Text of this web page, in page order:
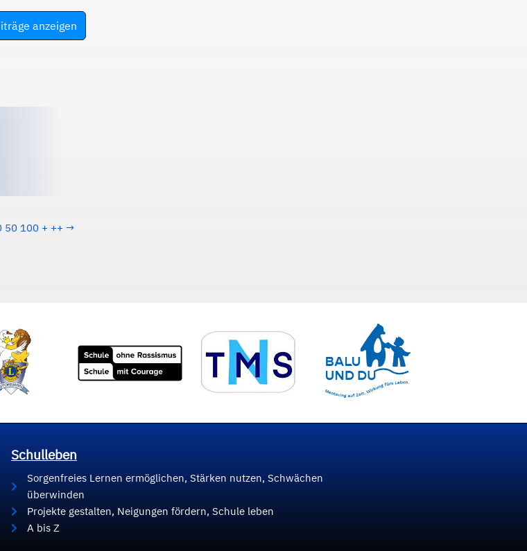
anzeigen
50 100 + ++ →
Schulleben
Sorgenfreies Lernen ermöglichen, Stärken nutzen, Schwächen
überwinden
Projekte gestalten, Neigungen fördern, Schule leben
A bis Z